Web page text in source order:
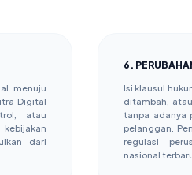
menuju
Digital
atau
dari
6.
Isi klausul
ditambah,
tanpa adanya
pelanggan.
regulasi
nasional